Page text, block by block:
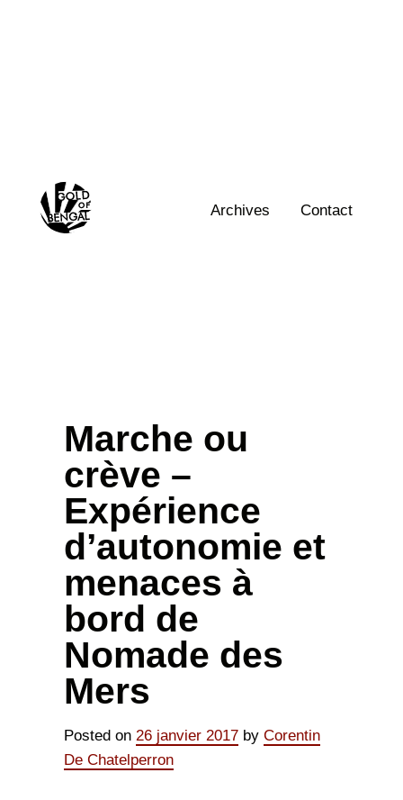
Archives
Contact
Marche ou
crève –
Expérience
d’autonomie et
menaces à
bord de
Nomade des
Mers
Posted on 26 janvier 2017 by Corentin
De Chatelperron